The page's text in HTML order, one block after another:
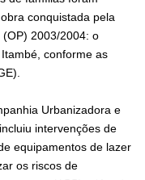
conquistada pela
2003/2004: o
conforme as
Urbanizadora e
intervenções de
equipamentos de lazer
os riscos de